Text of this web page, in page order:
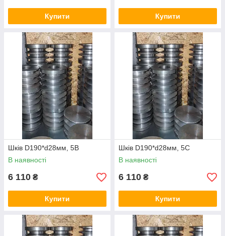
Купити Купити
Шків D190*d28мм, 5В
В наявності
6 110 ₴
Купити
Шків D190*d28мм, 5С
В наявності
6 110 ₴
Купити